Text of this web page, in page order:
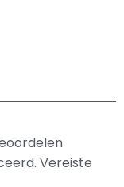
Vereiste